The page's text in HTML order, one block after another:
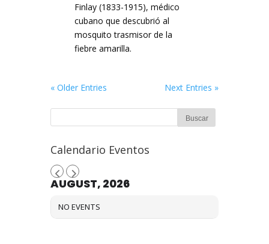
Finlay (1833-1915), médico
cubano que descubrió al
mosquito trasmisor de la
fiebre amarilla.
« Older Entries Next Entries »
Calendario Eventos
AUGUST, 2026
NO EVENTS